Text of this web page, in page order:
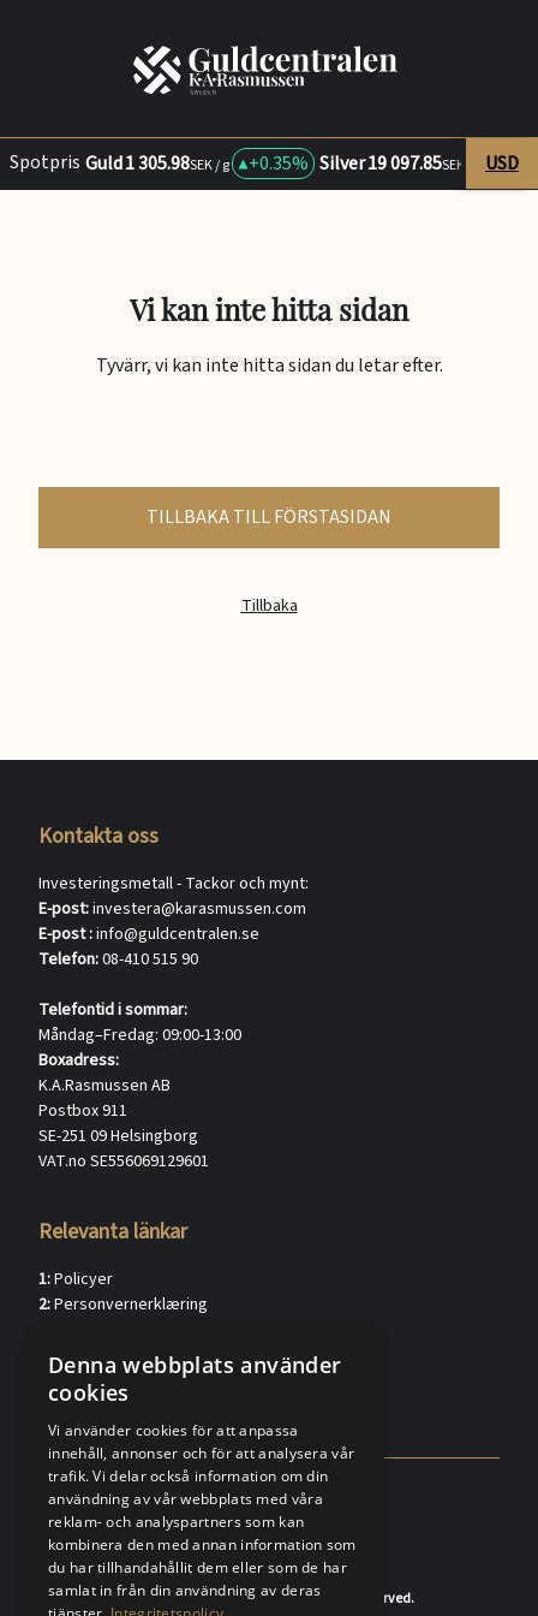
Spotpris Guld1 305.98SEK / g +0.35% Silver19 097.85SEK / kg +
USD
Vi kan inte hitta sidan
Tyvärr, vi kan inte hitta sidan du letar efter.
TILLBAKA TILL FÖRSTASIDAN
Tillbaka
Kontakta oss
Investeringsmetall - Tackor och mynt:
E-post:investera@karasmussen.com
E-post :info@guldcentralen.se
Telefon:08-410 515 90
Telefontid i sommar:
Måndag–Fredag: 09:00-13:00
Boxadress:
K.A.Rasmussen AB
Postbox 911
SE-251 09 Helsingborg
VAT.no SE556069129601
Relevanta länkar
1:Policyer
2:Personvernerklæring
4:Kundkännedom förtag (verified.eu)
5:Försäljningsvillkor
6:FAQ
© 2020-2026 K.A.Rasmussen. All rights reserved.
Denna webbplats använder
cookies
Vi använder cookies för att anpassa
innehåll, annonser och för att analysera vår
trafik. Vi delar också information om din
användning av vår webbplats med våra
reklam- och analyspartners som kan
kombinera den med annan information som
du har tillhandahållit dem eller som de har
samlat in från din användning av deras